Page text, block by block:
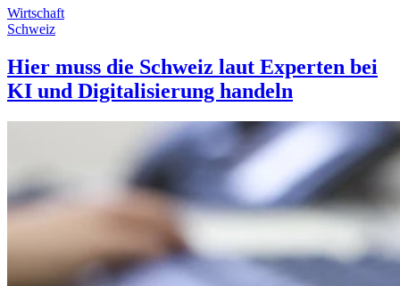
Wirtschaft
Schweiz
Hier muss die Schweiz laut Experten bei
KI und Digitalisierung handeln